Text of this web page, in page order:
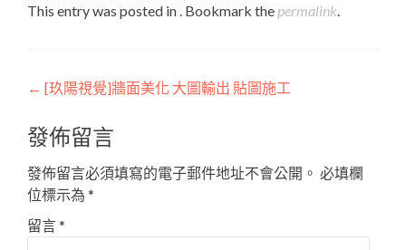
This entry was posted in . Bookmark the permalink.
Post
navigation
← [玖陽視覺]牆面美化 大圖輸出 貼圖施工
發佈留言
發佈留言必須填寫的電子郵件地址不會公開。 必填欄
位標示為 *
留言*